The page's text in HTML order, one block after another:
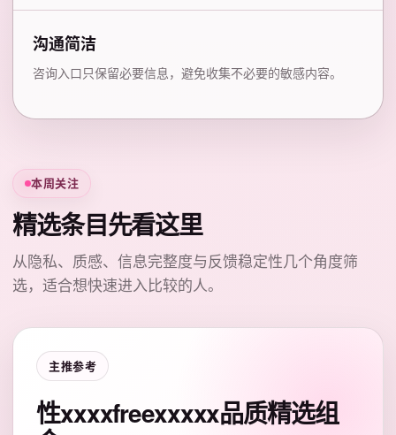
沟通简洁
咨询入口只保留必要信息，避免收集不必要的敏感内容。
本周关注
精选条目先看这里
从隐私、质感、信息完整度与反馈稳定性几个角度筛
选，适合想快速进入比较的人。
主推参考
性xxxxfreexxxxx品质精选组